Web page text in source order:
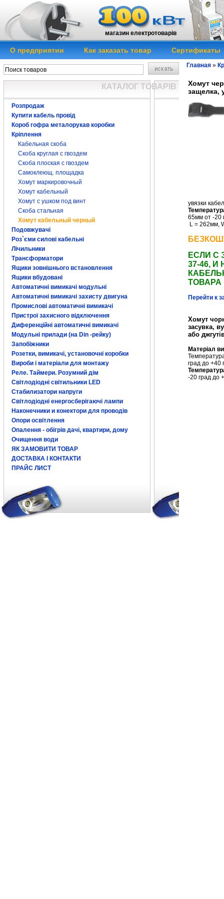
магазин електротоварів
О предприятии Как заказать товар Сертификаты
КАТАЛОГ ТОВАРІВ
Розпродаж
Купити кабель провід
Короб гофра металорукав коробки
Кріплення
Кабельная скоба
Скоба круглая с гвоздем
Скоба плоская с гвоздем
Самоклеющ. площадка
Хомут маркировочный
Хомут кабельный
Хомут с ушком под винт
Скоба стальная
Хомут кабельный черный
Подовжувачі
Роз`єми силові кабельні
Лічильники
Трансформатори
Ящики зовнішнього встановлення
Ящики вбудовані
Автоматичні вимикачі модульні
Автоматичні вимикачі захисту двигуна
Промислові автоматичні вимикачі
Пристрої захисного відключення
Диференційні автоматичні вимикачі
Модульні прилади (на Din -рейку)
Запобіжники
Розетки, вимикачі, установочні коробки
Вироби і матеріали для монтажу
Реле. Таймери. Розумний дім
Світлодіодні світильники LED
Стабилизатори напруги
Світлодіодні енергосберігаючі лампи
Наконечники и конектори для проводів
Опори освітлення
Опалення - обігрів дачі, квартири, дому
Очищення води
ЯК ЗАМОВИТИ ТОВАР
ДОСТАВКА І КОНТАКТИ
ПРАЙС ЛИСТ
Главная »
Хомут
защелка,
увязки
65мм от -20
L = 262мм,
ЕСЛИ С
37-46,
ТОВАРА
Перейти к
Хомут
засувка,
або
Матеріал
град до +40
-20 град до